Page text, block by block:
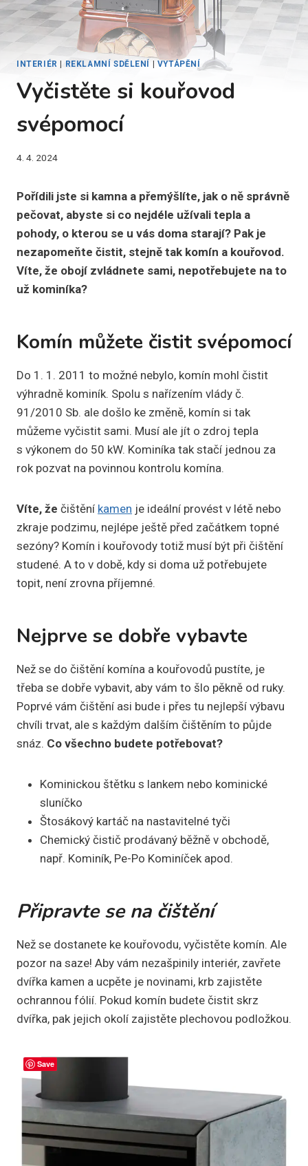
INTERIÉR REKLAMNÍ SDĚLENÍ VYTÁPĚNÍ
Vyčistěte si kouřovod
svépomocí
4. 4. 2024
Pořídili jste si kamna a přemýšlíte, jak o ně správně
pečovat, abyste si co nejdéle užívali tepla a
pohody, o kterou se u vás doma starají? Pak je
nezapomeňte čistit, stejně tak komín a kouřovod.
Víte, že obojí zvládnete sami, nepotřebujete na to
už kominíka?
Komín můžete čistit svépomocí
Do 1. 1. 2011 to možné nebylo, komín mohl čistit
výhradně kominík. Spolu s nařízením vlády č.
91/2010 Sb. ale došlo ke změně, komín si tak
můžeme vyčistit sami. Musí ale jít o zdroj tepla
s výkonem do 50 kW. Kominíka tak stačí jednou za
rok pozvat na povinnou kontrolu komína.
Víte, že čištění kamen je ideální provést v létě nebo
zkraje podzimu, nejlépe ještě před začátkem topné
sezóny? Komín i kouřovody totiž musí být při čištění
studené. A to v době, kdy si doma už potřebujete
topit, není zrovna příjemné.
Nejprve se dobře vybavte
Než se do čištění komína a kouřovodů pustíte, je
třeba se dobře vybavit, aby vám to šlo pěkně od ruky.
Poprvé vám čištění asi bude i přes tu nejlepší výbavu
chvíli trvat, ale s každým dalším čištěním to půjde
snáz. Co všechno budete potřebovat?
Kominickou štětku s lankem nebo kominické
sluníčko
Štosákový kartáč na nastavitelné tyči
Chemický čistič prodávaný běžně v obchodě,
např. Kominík, Pe-Po Kominíček apod.
Připravte se na čištění
Než se dostanete ke kouřovodu, vyčistěte komín. Ale
pozor na saze! Aby vám nezašpinily interiér, zavřete
dvířka kamen a ucpěte je novinami, krb zajistěte
ochrannou fólií. Pokud komín budete čistit skrz
dvířka, pak jejich okolí zajistěte plechovou podložkou.
Save